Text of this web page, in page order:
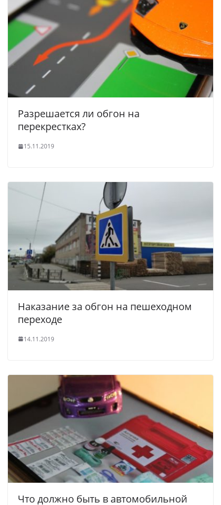
Разрешается ли обгон на
перекрестках?
15.11.2019
Наказание за обгон на пешеходном
переходе
14.11.2019
Что должно быть в автомобильной